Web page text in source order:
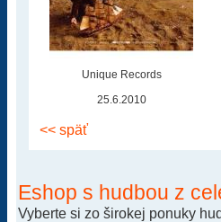
Unique Records
25.6.2010
<< späť
Eshop s hudbou z
Vyberte si zo širokej ponuky